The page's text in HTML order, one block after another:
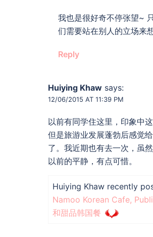
我也是很好奇不停张望~
们需要站在别人的立场来
Reply
Huiying Khaw says:
12/06/2015 AT 11:39 PM
以前有同学住这里，印象中
但是旅游业发展蓬勃后感觉
了。我近期也有去一次，虽
以前的平静，有点可惜。
Huiying Khaw recently
Namoo Korean Cafe,
和甜品韩国餐